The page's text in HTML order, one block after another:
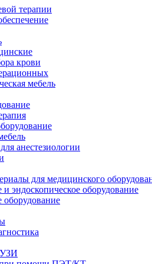
терапии
крови
мебель
анестезиологии
для медицинского
и эндоскопическое оборудование
оборудование